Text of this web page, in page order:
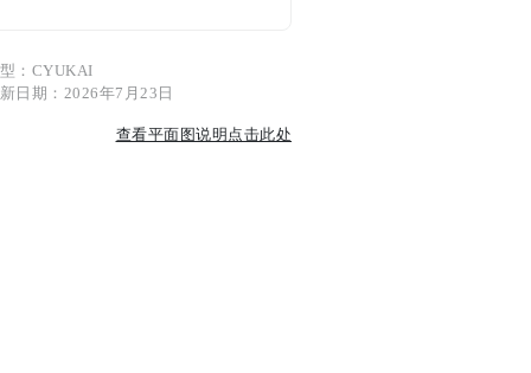
：CYUKAI
日期：2026年7月23日
查看平面图说明点击此处